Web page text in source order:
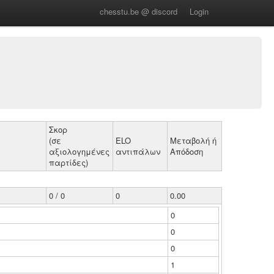
chesstu.be @ discord Login
Σκορ
(σε
αξιολογημένες
παρτίδες)
ELO
αντιπάλων
Μεταβολή ή
Απόδοση
0 / 0 0
0.00
0
0
0
1